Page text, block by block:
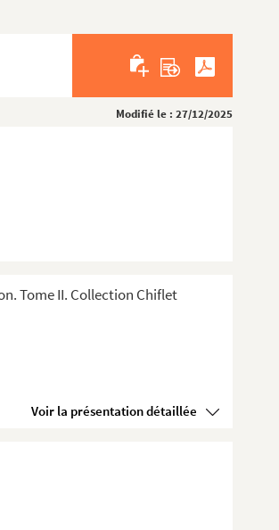
Modifié le : 27/12/2025
Tome II. Collection Chiflet
Voir la présentation détaillée